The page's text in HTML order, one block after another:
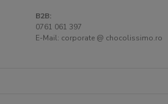
B2B:
0761 061 397
E-Mail: corporate @ chocolissimo.ro